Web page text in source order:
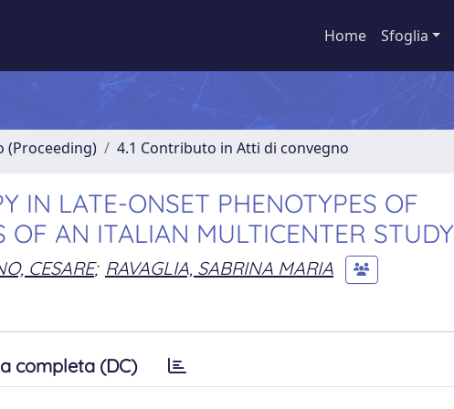
Home Sfoglia
(Proceeding) 4.1 Contributo in Atti di convegno
IN LATE-ONSET PHENOTYPES OF
OF AN ITALIAN MULTICENTER STUDY
CESARE; RAVAGLIA, SABRINA MARIA
completa (DC)